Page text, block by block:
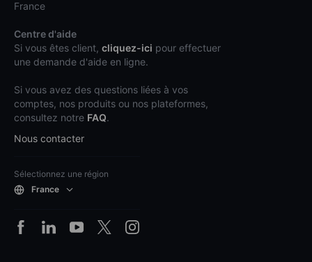
France
Centre d'aide
Si vous êtes client, cliquez-ici pour effectuer
une demande d'aide en ligne.
Si vous avez des questions liées à vos
comptes, nos produits ou nos plateformes,
consultez notre FAQ.
Nous contacter
Sélectionnez une région
France